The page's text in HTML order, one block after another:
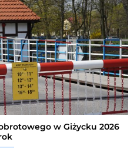
w Giżycku 2026